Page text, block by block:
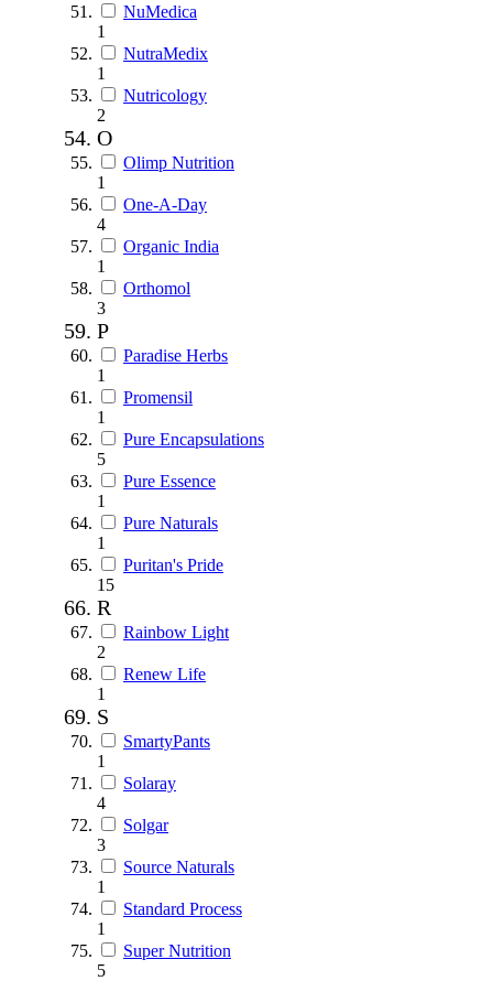
NuMedica
1
NutraMedix
1
Nutricology
2
O
Olimp Nutrition
1
One-A-Day
4
Organic India
1
Orthomol
3
P
Paradise Herbs
1
Promensil
1
Pure Encapsulations
5
Pure Essence
1
Pure Naturals
1
Puritan's Pride
15
R
Rainbow Light
2
Renew Life
1
S
SmartyPants
1
Solaray
4
Solgar
3
Source Naturals
1
Standard Process
1
Super Nutrition
5